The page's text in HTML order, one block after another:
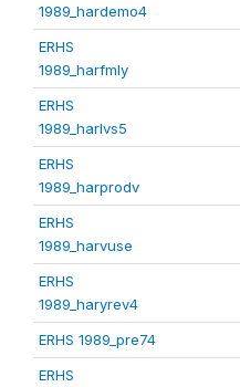
1989_hardemo4
ERHS
1989_harfmly
ERHS
1989_harlvs5
ERHS
1989_harprodv
ERHS
1989_harvuse
ERHS
1989_haryrev4
ERHS 1989_pre74
ERHS